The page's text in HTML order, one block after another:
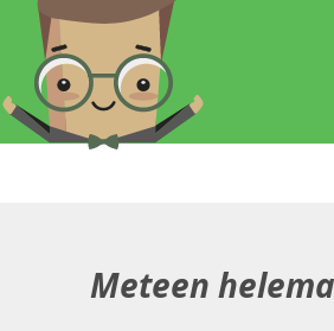
Meteen